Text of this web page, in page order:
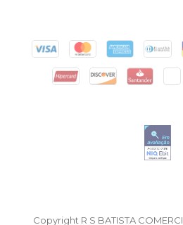
Copyright R S BATISTA